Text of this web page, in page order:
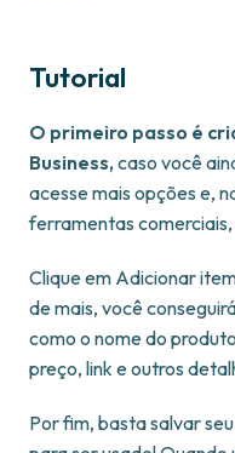
Tutorial
O primeiro passo é
Business, caso você
acesse mais opções e,
ferramentas
Clique em Adicionar
de mais, você
como o nome do
preço, link e outros
Por fim, basta salvar